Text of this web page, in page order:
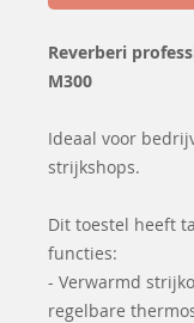
Reverberi
M300
Ideaal voor
strijkshops.
Dit toestel heeft
functies:
- Verwarmd
regelbare